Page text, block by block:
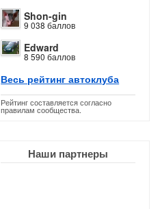
Shon-gin
9 038 баллов
Edward
8 590 баллов
Весь рейтинг автоклуба
Рейтинг составляется согласно
правилам сообщества.
Наши партнеры